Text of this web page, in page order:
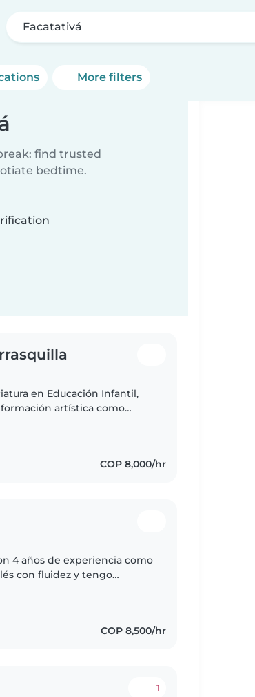
Facatativá
More filters
find trusted
bedtime.
en Educación Infantil,
artística como
COP 8,000/hr
4 años de experiencia como
con fluidez y tengo
COP 8,500/hr
1